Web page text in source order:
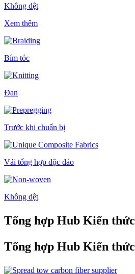
Không dệt
Xem thêm
Bím tóc
Đan
Trước khi chuẩn bị
Vải tổng hợp độc đáo
Không dệt
Tổng hợp Hub Kiến thức
Tổng hợp Hub Kiến thức